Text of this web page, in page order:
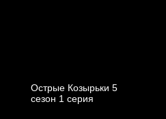
Острые Козырьки 5
cезон 1 cерия